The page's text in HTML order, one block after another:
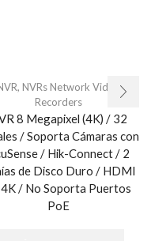
, NVRs Network Video
Recorders
8 Megapixel (4K) / 32
/ Soporta Cámaras con
/ Hik-Connect / 2
de Disco Duro / HDMI
/ No Soporta Puertos
PoE